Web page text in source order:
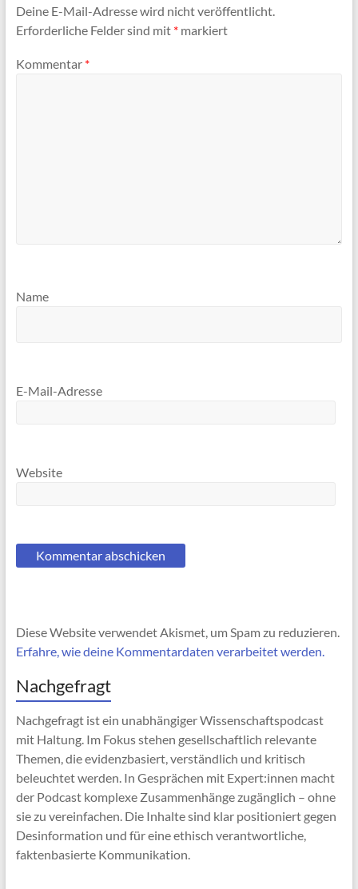
Deine E-Mail-Adresse wird nicht veröffentlicht.
Erforderliche Felder sind mit *markiert
Kommentar *
Name
E-Mail-Adresse
Website
Diese Website verwendet Akismet, um Spam zu reduzieren.
Erfahre, wie deine Kommentardaten verarbeitet werden.
Nachgefragt
Nachgefragt ist ein unabhängiger Wissenschaftspodcast
mit Haltung. Im Fokus stehen gesellschaftlich relevante
Themen, die evidenzbasiert, verständlich und kritisch
beleuchtet werden. In Gesprächen mit Expert:innen macht
der Podcast komplexe Zusammenhänge zugänglich – ohne
sie zu vereinfachen. Die Inhalte sind klar positioniert gegen
Desinformation und für eine ethisch verantwortliche,
faktenbasierte Kommunikation.